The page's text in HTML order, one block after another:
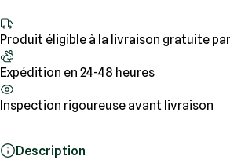
Produit éligible à la livraison gratuite
Expédition en 24-48 heures
Inspection rigoureuse avant livraison
Description